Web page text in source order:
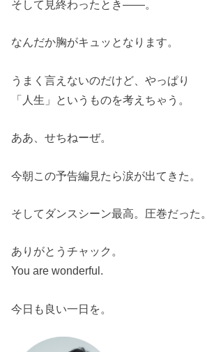
そして見終わったとき――。
なんだか胸がキュッとなります。
うまく言えないのだけど、やっぱり
「人生」というものを考えちゃう。
ああ、せちねーぜ。
今朝この予告編見たら涙が出てきた。
そしてダンスシーン最高。圧巻だった。
ありがとうチャック。
You are wonderful.
今日も良い一日を。